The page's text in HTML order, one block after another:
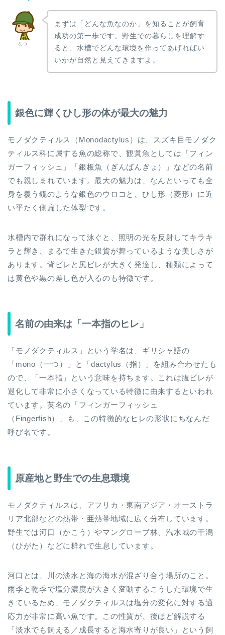
なつ
まずは「どんな魚なのか」を知ることが飼育
成功の第一歩です。野生での暮らしを理解す
ると、水槽でどんな環境を作ってあげればい
いかが自然と見えてきますよ。
銀色に輝くひし形の体が最大の魅力
モノダクティルス（Monodactylus）は、スズキ目モノダク
ティルス科に属する魚の総称で、観賞魚としては「フィン
ガーフィッシュ」「銀板魚（ぎんばんぎょ）」などの名前
でも親しまれています。最大の魅力は、なんといっても全
身を覆う鏡のような銀色のウロコと、ひし形（菱形）に近
い平たく側扁した体型です。
水槽内で群れになって泳ぐと、照明の光を反射してキラキ
ラと輝き、まるで生きた銀貨が舞っているような美しさが
あります。背ビレと尻ビレが大きく発達し、種類によって
は黄色や黒の差し色が入るのも特徴です。
名前の由来は「一本指のヒレ」
「モノダクティルス」という学名は、ギリシャ語の
「mono（一つ）」と「dactylus（指）」を組み合わせたも
ので、「一本指」という意味を持ちます。これは腹ビレが
退化して非常に小さくなっている特徴に由来するといわれ
ています。英名の「フィンガーフィッシュ
（Fingerfish）」も、この特徴的なヒレの形状にちなんだ
呼び名です。
原産地と野生での生息環境
モノダクティルスは、アフリカ・東南アジア・オーストラ
リア北部などの熱帯・亜熱帯地域に広く分布しています。
野生では河口（かこう）やマングローブ林、汽水域の干潟
（ひがた）などに群れで生息しています。
河口とは、川の淡水と海の海水が混ざり合う場所のこと。
雨季と乾季で塩分濃度が大きく変動するこうした環境で生
きているため、モノダクティルスは塩分の変化に対する適
応力が非常に高い魚です。この性質が、後ほど解説する
「淡水でも飼える／成長すると海水寄りが良い」という飼